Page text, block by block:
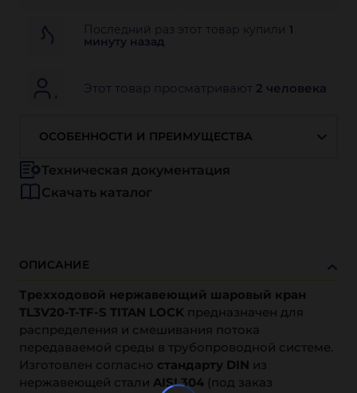
Последний раз этот товар купили 1
минуту назад
Этот товар просматривают 2 человека
ОСОБЕННОСТИ И ПРЕИМУЩЕСТВА
Техническая документация
Скачать каталог
ОПИСАНИЕ
Трехходовой нержавеющий шаровый кран
TL3V20-T-TF-S TITAN LOCK предназначен для
распределения и смешивания потока
передаваемой среды в трубопроводной системе.
Изготовлен согласно стандарту DIN из
нержавеющей стали AISI 304 (под заказ